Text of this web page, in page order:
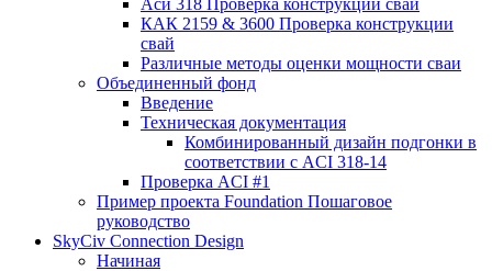
Аси 318 Проверка конструкции свай
КАК 2159 & 3600 Проверка конструкции
свай
Различные методы оценки мощности сваи
Объединенный фонд
Введение
Техническая документация
Комбинированный дизайн подгонки в
соответствии с ACI 318-14
Проверка ACI #1
Пример проекта Foundation Пошаговое
руководство
SkyCiv Connection Design
Начиная